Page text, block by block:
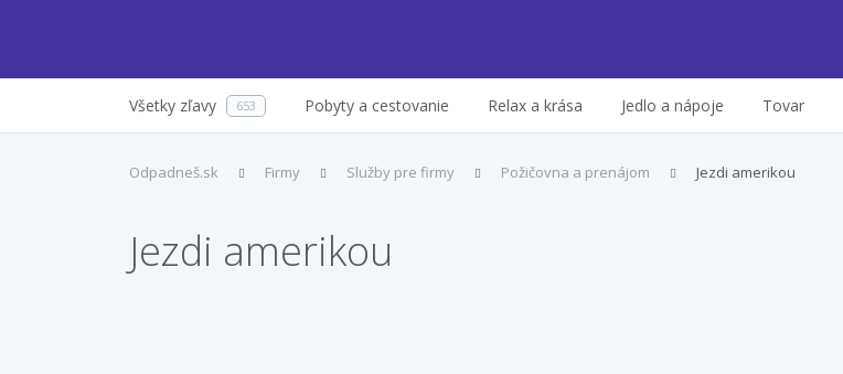
Všetky zľavy 653 Pobyty a cestovanie Relax a krása Jedlo a nápoje Tovar
Odpadneš.sk Firmy Služby pre firmy Požičovna a prenájom Jezdi amerikou
Jezdi amerikou